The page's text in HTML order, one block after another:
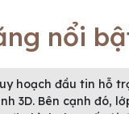
nổi
hoạch đầu tin hỗ
3D. Bên cạnh đó,